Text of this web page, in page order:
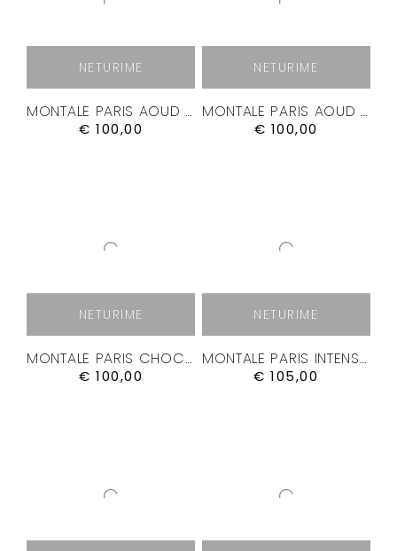
NETURIME
MONTALE PARIS AOUD NIGHT KVEPALAI
€ 100,00
NETURIME
MONTALE PARIS AOUD PURPLE ROSE KVEPALAI
€ 100,00
NETURIME
MONTALE PARIS CHOCOLATE GREEDY KVEPALAI
€ 100,00
NETURIME
MONTALE PARIS INTENSE CAFÉ KVEPALAI
€ 105,00